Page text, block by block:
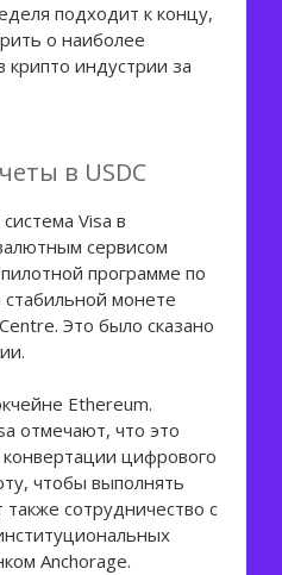
подходит к концу,
о наиболее
крипто индустрии за
в USDC
Visa в
сервисом
программе по
монете
Это было сказано
Ethereum.
отмечают, что это
цифрового
чтобы выполнять
сотрудничество с
Anchorage.